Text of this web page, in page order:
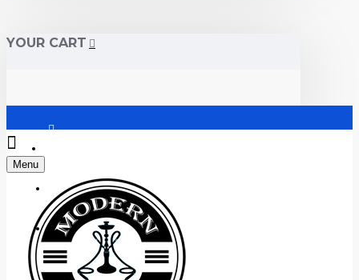
YOUR CART
Регистрация
+38 (095) 945 04 33
Menu